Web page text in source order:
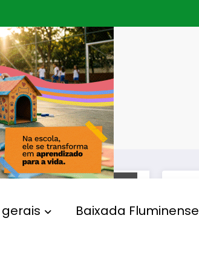
Baixada Fluminense
do Programa